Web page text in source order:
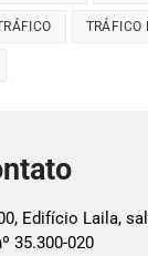
TRÁFICO
Edifício Laila,
35.300-020